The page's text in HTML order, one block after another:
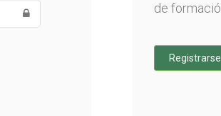
de
Registrarse